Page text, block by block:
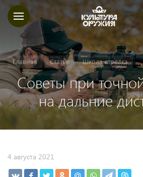
Главная Статьи Школа стрелка
Советы при
на дальние
4 августа 2021